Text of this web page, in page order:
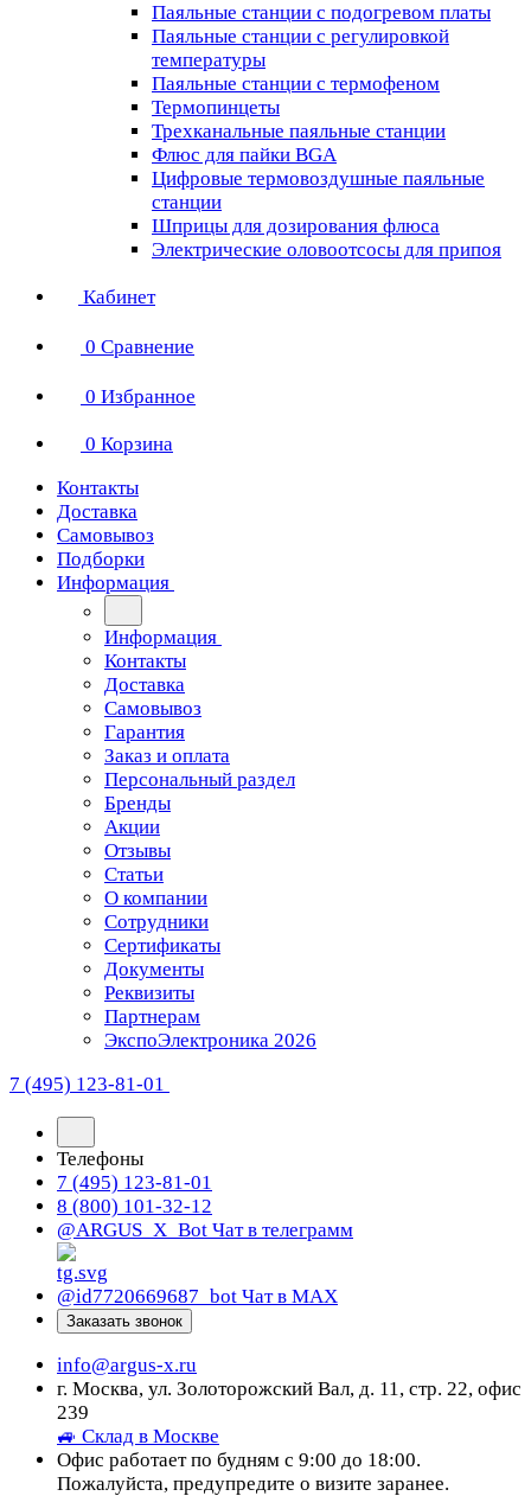
Паяльные станции с подогревом платы
Паяльные станции с регулировкой
температуры
Паяльные станции с термофеном
Термопинцеты
Трехканальные паяльные станции
Флюс для пайки BGA
Цифровые термовоздушные паяльные
станции
Шприцы для дозирования флюса
Электрические оловоотсосы для припоя
Кабинет
0 Сравнение
0 Избранное
0 Корзина
Контакты
Доставка
Самовывоз
Подборки
Информация
Информация
Контакты
Доставка
Самовывоз
Гарантия
Заказ и оплата
Персональный раздел
Бренды
Акции
Отзывы
Статьи
О компании
Сотрудники
Сертификаты
Документы
Реквизиты
Партнерам
ЭкспоЭлектроника 2026
7 (495) 123-81-01
Телефоны
7 (495) 123-81-01
8 (800) 101-32-12
@ARGUS_X_Bot Чат в телеграмм
@id7720669687_bot Чат в МАХ
Заказать звонок
info@argus-x.ru
г. Москва, ул. Золоторожский Вал, д. 11, стр. 22, офис
239
🚙 Склад в Москве
Офис работает по будням с 9:00 до 18:00.
Пожалуйста, предупредите о визите заранее.